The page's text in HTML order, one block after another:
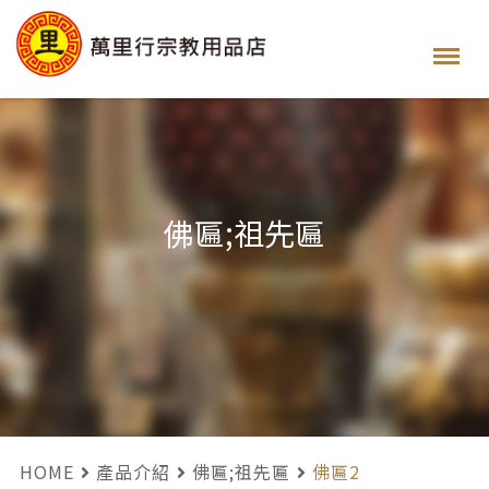
佛匾;祖先匾
HOME 產品介紹 佛匾;祖先匾 佛匾2